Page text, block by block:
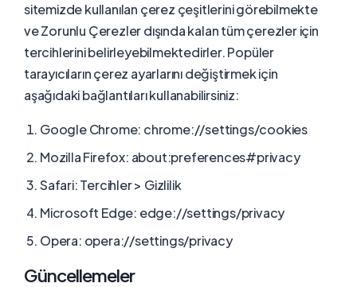
sitemizde kullanılan çerez çeşitlerini görebilmekte
ve Zorunlu Çerezler dışında kalan tüm çerezler için
tercihlerini belirleyebilmektedirler. Popüler
tarayıcıların çerez ayarlarını değiştirmek için
aşağıdaki bağlantıları kullanabilirsiniz:
Google Chrome: chrome://settings/cookies
Mozilla Firefox: about:preferences#privacy
Safari: Tercihler > Gizlilik
Microsoft Edge: edge://settings/privacy
Opera: opera://settings/privacy
Güncellemeler